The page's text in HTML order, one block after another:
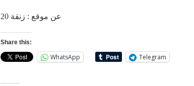
عن موقع : زنقة 20
Share this:
WhatsApp Telegram